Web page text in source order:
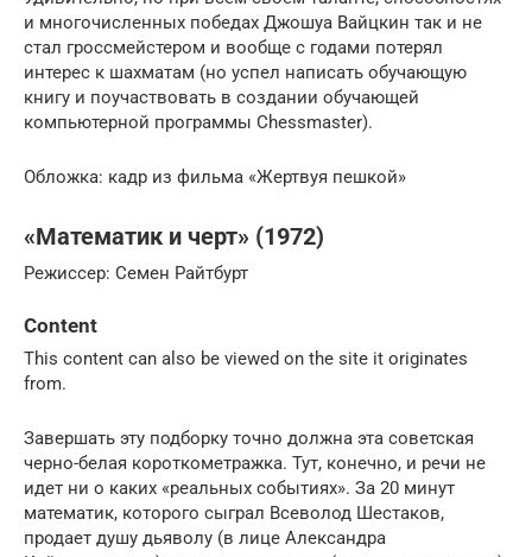
и многочисленных победах Джошуа Вайцкин так и не
стал гроссмейстером и вообще с годами потерял
интерес к шахматам (но успел написать обучающую
книгу и поучаствовать в создании обучающей
компьютерной программы Chessmaster).
Обложка: кадр из фильма «Жертвуя пешкой»
«Математик и черт» (1972)
Режиссер: Семен Райтбурт
Content
This content can also be viewed on the site it originates
from.
Завершать эту подборку точно должна эта советская
черно-белая короткометражка. Тут, конечно, и речи не
идет ни о каких «реальных событиях». За 20 минут
математик, которого сыграл Всеволод Шестаков,
продает душу дьяволу (в лице Александра